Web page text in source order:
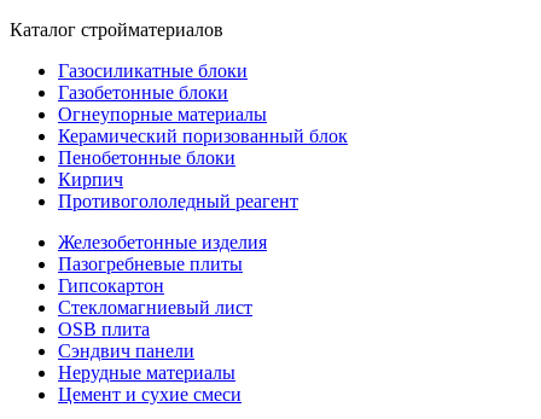
Каталог стройматериалов
Газосиликатные блоки
Газобетонные блоки
Огнеупорные материалы
Керамический поризованный блок
Пенобетонные блоки
Кирпич
Противогололедный реагент
Железобетонные изделия
Пазогребневые плиты
Гипсокартон
Стекломагниевый лист
OSB плита
Сэндвич панели
Нерудные материалы
Цемент и сухие смеси